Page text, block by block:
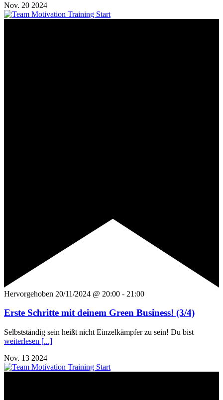
Nov. 20 2024
Hervorgehoben 20/11/2024 @ 20:00 - 21:00
Erste Schritte mit deinem Green Business! (3/4)
Selbstständig sein heißt nicht Einzelkämpfer zu sein! Du bist
weiterlesen [...]
Nov. 13 2024